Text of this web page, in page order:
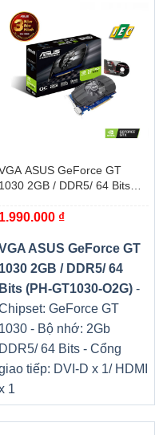
ASUS GeForce GT
1030 2GB / DDR5/ 64 Bits
1.990.000 ₫
ASUS GeForce GT
1030 2GB / DDR5/ 64
Bits (PH-GT1030-O2G)-
GeForce GT
1030 - Bộ nhớ: 2Gb
DDR5/ 64 Bits - Cổng
tiếp: DVI-D x 1/ HDMI
1